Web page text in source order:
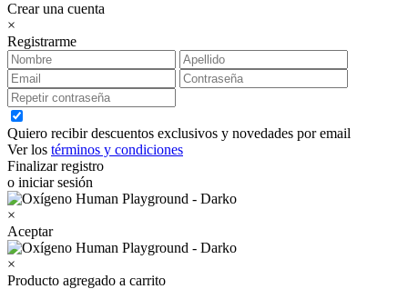
Crear una cuenta
×
Registrarme
Quiero recibir descuentos exclusivos y novedades por email
Ver los términos y condiciones
Finalizar registro
o iniciar sesión
×
Aceptar
×
Producto agregado a carrito